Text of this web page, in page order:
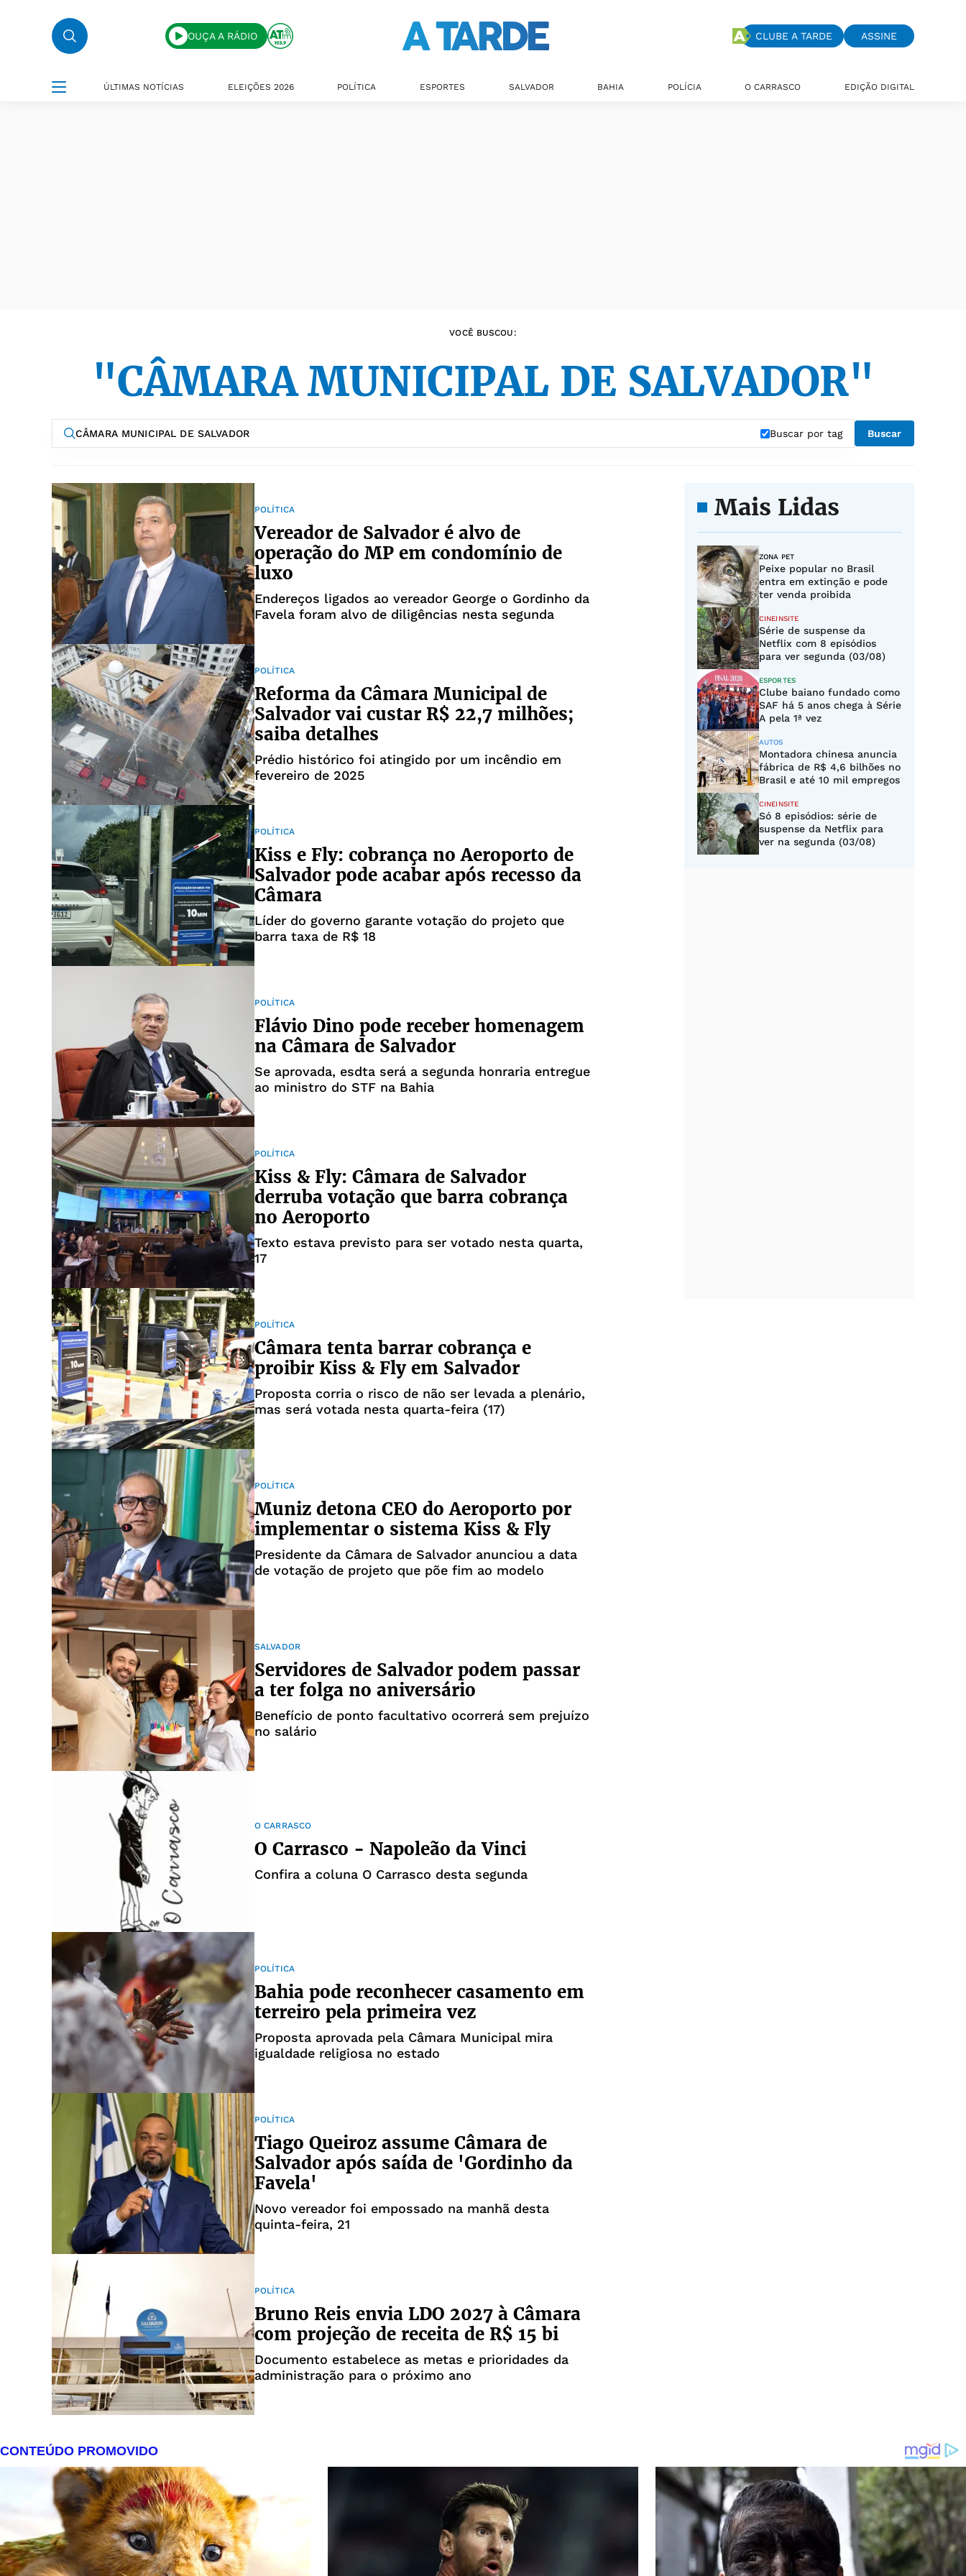
OUÇA A RÁDIO CLUBE A TARDE ASSINE
ÚLTIMAS NOTÍCIAS ELEIÇÕES 2026 POLÍTICA ESPORTES SALVADOR BAHIA POLÍCIA O CARRASCO EDIÇÃO DIGITAL
VOCÊ BUSCOU:
"CÂMARA MUNICIPAL DE SALVADOR"
Buscar por tag Buscar
POLÍTICA
Vereador de Salvador é alvo de
operação do MP em condomínio de
luxo
Endereços ligados ao vereador George o Gordinho da
Favela foram alvo de diligências nesta segunda
POLÍTICA
Reforma da Câmara Municipal de
Salvador vai custar R$ 22,7 milhões;
saiba detalhes
Prédio histórico foi atingido por um incêndio em
fevereiro de 2025
POLÍTICA
Kiss e Fly: cobrança no Aeroporto de
Salvador pode acabar após recesso da
Câmara
Líder do governo garante votação do projeto que
barra taxa de R$ 18
POLÍTICA
Flávio Dino pode receber homenagem
na Câmara de Salvador
Se aprovada, esdta será a segunda honraria entregue
ao ministro do STF na Bahia
POLÍTICA
Kiss & Fly: Câmara de Salvador
derruba votação que barra cobrança
no Aeroporto
Texto estava previsto para ser votado nesta quarta,
17
POLÍTICA
Câmara tenta barrar cobrança e
proibir Kiss & Fly em Salvador
Proposta corria o risco de não ser levada a plenário,
mas será votada nesta quarta-feira (17)
POLÍTICA
Muniz detona CEO do Aeroporto por
implementar o sistema Kiss & Fly
Presidente da Câmara de Salvador anunciou a data
de votação de projeto que põe fim ao modelo
SALVADOR
Servidores de Salvador podem passar
a ter folga no aniversário
Benefício de ponto facultativo ocorrerá sem prejuízo
no salário
O CARRASCO
O Carrasco - Napoleão da Vinci
Confira a coluna O Carrasco desta segunda
POLÍTICA
Bahia pode reconhecer casamento em
terreiro pela primeira vez
Proposta aprovada pela Câmara Municipal mira
igualdade religiosa no estado
POLÍTICA
Tiago Queiroz assume Câmara de
Salvador após saída de 'Gordinho da
Favela'
Novo vereador foi empossado na manhã desta
quinta-feira, 21
POLÍTICA
Bruno Reis envia LDO 2027 à Câmara
com projeção de receita de R$ 15 bi
Documento estabelece as metas e prioridades da
administração para o próximo ano
Mais Lidas
ZONA PET
Peixe popular no Brasil
entra em extinção e pode
ter venda proibida
CINEINSITE
Série de suspense da
Netflix com 8 episódios
para ver segunda (03/08)
ESPORTES
Clube baiano fundado como
SAF há 5 anos chega à Série
A pela 1ª vez
AUTOS
Montadora chinesa anuncia
fábrica de R$ 4,6 bilhões no
Brasil e até 10 mil empregos
CINEINSITE
Só 8 episódios: série de
suspense da Netflix para
ver na segunda (03/08)